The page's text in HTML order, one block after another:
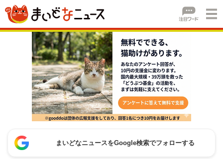
まいどなニュースをGoogle検索でフォローする